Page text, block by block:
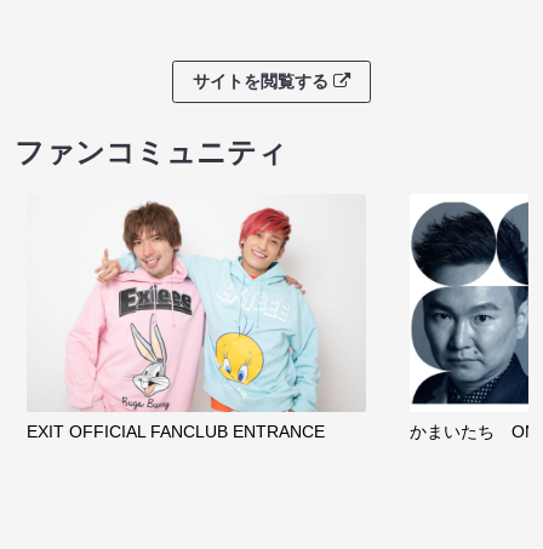
サイトを閲覧する
ファンコミュニティ
EXIT OFFICIAL FANCLUB ENTRANCE かまいたち